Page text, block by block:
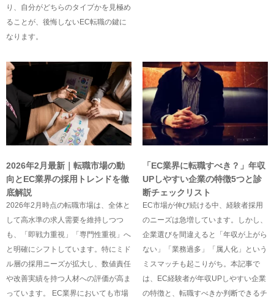
り、自分がどちらのタイプかを見極め
ることが、後悔しないEC転職の鍵に
なります。
2026年2月最新｜転職市場の動
向とEC業界の採用トレンドを徹
底解説
2026年2月時点の転職市場は、全体と
して高水準の求人需要を維持しつつ
も、「即戦力重視」「専門性重視」へ
と明確にシフトしています。特にミド
ル層の採用ニーズが拡大し、数値責任
や改善実績を持つ人材への評価が高ま
っています。 EC業界においても市場
「EC業界に転職すべき？」年収
UPしやすい企業の特徴5つと診
断チェックリスト
EC市場が伸び続ける中、経験者採用
のニーズは急増しています。しかし、
企業選びを間違えると「年収が上がら
ない」「業務過多」「属人化」という
ミスマッチも起こりがち。本記事で
は、EC経験者が年収UPしやすい企業
の特徴と、転職すべきか判断できるチ